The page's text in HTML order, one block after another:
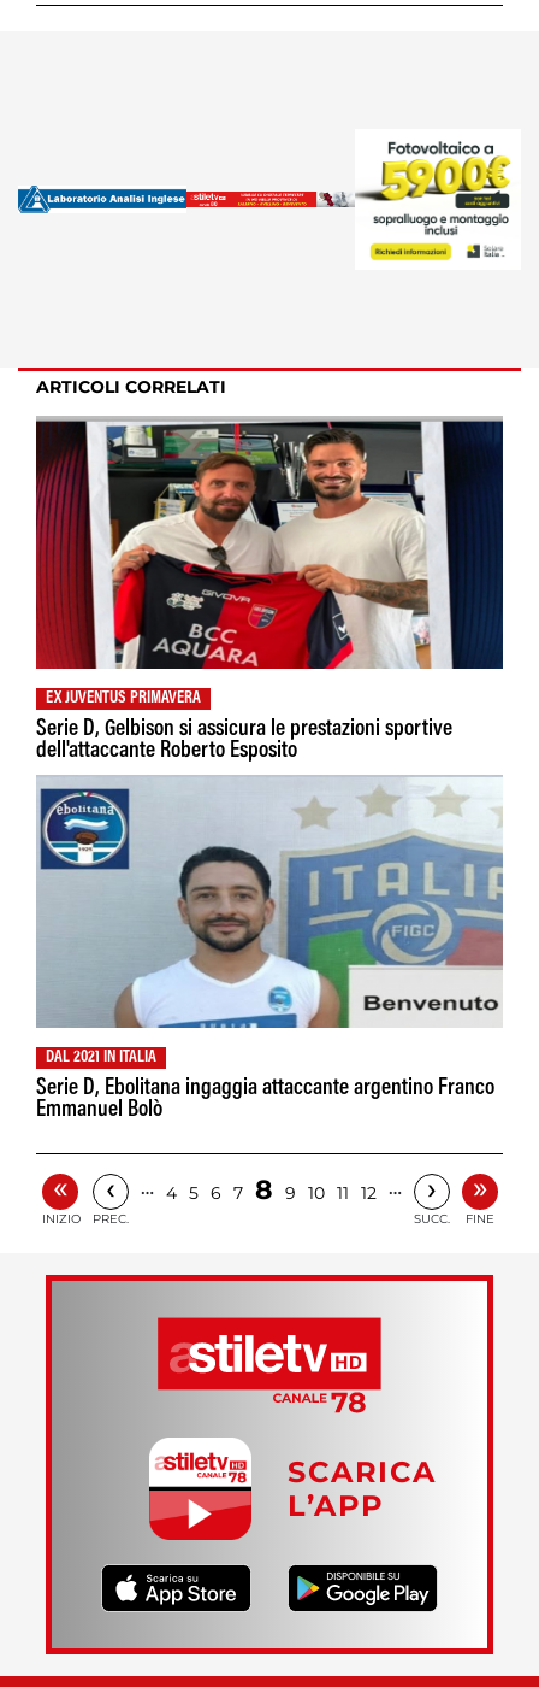
ARTICOLI CORRELATI
EX JUVENTUS PRIMAVERA
Serie D, Gelbison si assicura le prestazioni sportive
dell'attaccante Roberto Esposito
DAL 2021 IN ITALIA
Serie D, Ebolitana ingaggia attaccante argentino Franco
Emmanuel Bolò
«
INIZIO
‹
PREC.
… 4 5 6 7 8 9 10 11 12 … ›
SUCC.
»
FINE
SCARICA
L’APP